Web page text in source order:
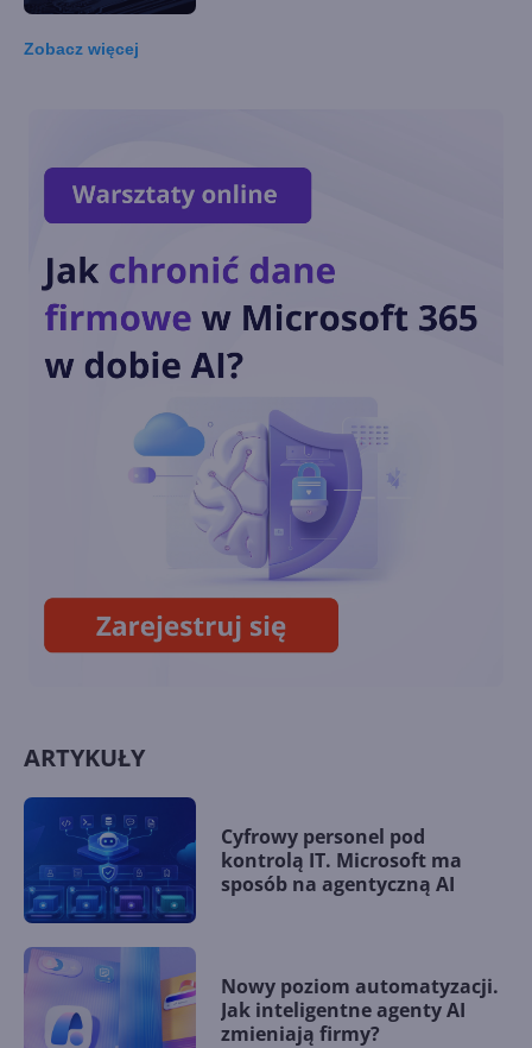
jest i kiedy przejmie stery?
Nokia opuszcza tegoroczny
poprowadzi oddzielne
wydarzenia
Wiemy już, jakie smartfony
pokaże Nokia na MWC 2020
Zobacz więcej
ARTYKUŁY
Cyfrowy personel pod
kontrolą IT. Microsoft ma
sposób na agentyczną AI
Nowy poziom automatyzacji.
Jak inteligentne agenty AI
zmieniają firmy?